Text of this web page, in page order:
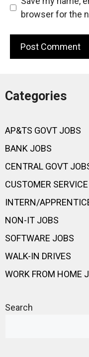
browser for the
Categories
AP&TS GOVT JOBS
BANK JOBS
CENTRAL GOVT
CUSTOMER
INTERN/
NON-IT JOBS
SOFTWARE JOBS
WALK-IN DRIVES
WORK FROM HOME
Search